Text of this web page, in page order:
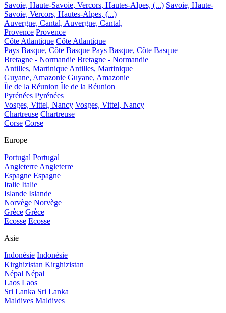
Savoie, Haute-Savoie, Vercors, Hautes-Alpes, (...) Savoie, Haute-
Savoie, Vercors, Hautes-Alpes, (...)
Auvergne, Cantal, Auvergne, Cantal,
Provence Provence
Côte Atlantique Côte Atlantique
Pays Basque, Côte Basque Pays Basque, Côte Basque
Bretagne - Normandie Bretagne - Normandie
Antilles, MartiniqueAntilles, Martinique
Guyane, Amazonie Guyane, Amazonie
Île de la Réunion Île de la Réunion
Pyrénées Pyrénées
Vosges, Vittel, Nancy Vosges, Vittel, Nancy
Chartreuse Chartreuse
Corse Corse
Europe
Portugal Portugal
AngleterreAngleterre
Espagne Espagne
Italie Italie
Islande Islande
Norvège Norvège
Grèce Grèce
Ecosse Ecosse
Asie
Indonésie Indonésie
Kirghizistan Kirghizistan
Népal Népal
Laos Laos
Sri Lanka Sri Lanka
Maldives Maldives